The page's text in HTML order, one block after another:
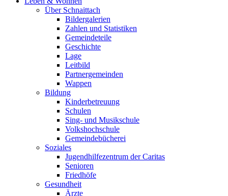
Über Schnaittach
Bildergalerien
Zahlen und Statistiken
Gemeindeteile
Geschichte
Lage
Leitbild
Partnergemeinden
Wappen
Bildung
Kinderbetreuung
Schulen
Sing- und Musikschule
Volkshochschule
Gemeindebücherei
Soziales
Jugendhilfezentrum der Caritas
Senioren
Friedhöfe
Gesundheit
Ärzte